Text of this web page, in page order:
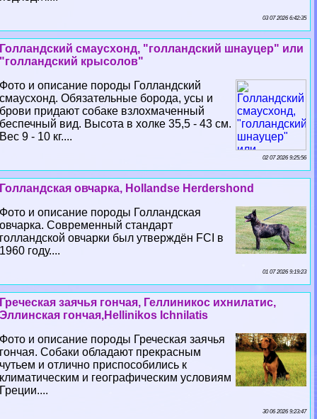
03 07 2026 6:42:35
Голландский смаусхонд, "голландский шнауцер" или
"голландский крысолов"
Фото и описание породы Голландский
смаусхонд. Обязательные борода, усы и
брови придают собаке взлохмаченный
беспечный вид. Высота в холке 35,5 - 43 см.
Вес 9 - 10 кг....
02 07 2026 9:25:56
Голландская овчарка, Hollandse Herdershond
Фото и описание породы Голландская
овчарка. Современный стандарт
голландской овчарки был утверждён FCI в
1960 году....
01 07 2026 9:19:23
Греческая заячья гончая, Геллиникос ихнилатис,
Эллинская гончая,Hellinikos Ichnilatis
Фото и описание породы Греческая заячья
гончая. Собаки обладают прекрасным
чутьем и отлично приспособились к
климатическим и географическим условиям
Греции....
30 06 2026 9:23:47